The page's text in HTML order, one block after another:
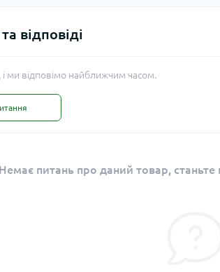
відповіді
ми відповімо найближчим часом.
Немає питань про даний товар,